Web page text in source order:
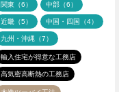
関東（6） 中部（6）
近畿（5） 中国・四国（4）
九州・沖縄（7）
輸入住宅が得意な工務店
高気密高断熱の工務店